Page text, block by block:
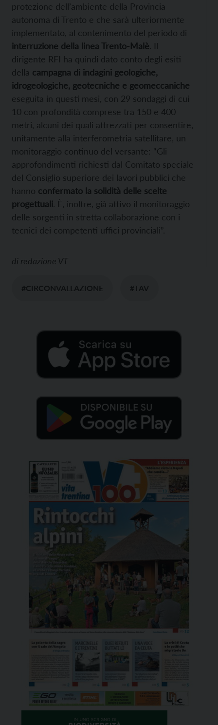
protezione dell’ambiente della Provincia
autonoma di Trento e che sarà ulteriormente
implementato, al contenimento del periodo di
interruzione della linea Trento-Malè. Il
dirigente RFI ha quindi dato conto degli esiti
della campagna di indagini geologiche,
idrogeologiche, geotecniche e geomeccaniche
eseguita in questi mesi, con 29 sondaggi di cui
10 con profondità comprese tra 150 e 400
metri, alcuni dei quali attrezzati per consentire,
unitamente alla interferometria satellitare, un
monitoraggio continuo del versante: “Gli
approfondimenti richiesti dal Comitato speciale
del Consiglio superiore dei lavori pubblici che
hanno confermato la solidità delle scelte
progettuali. È, inoltre, già attivo il monitoraggio
delle sorgenti in stretta collaborazione con i
tecnici dei competenti uffici provinciali”.
di redazione VT
#CIRCONVALLAZIONE #TAV